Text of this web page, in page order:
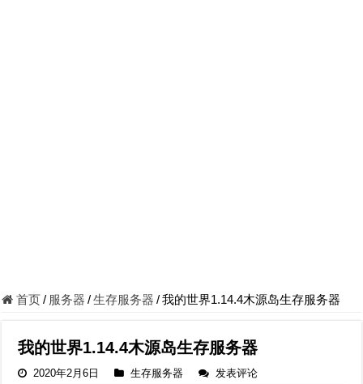
首页/ 服务器 /生存服务器 /我的世界1.14.4木源岛生存服务器
我的世界1.14.4木源岛生存服务器
2020年2月6日 生存服务器 发表评论